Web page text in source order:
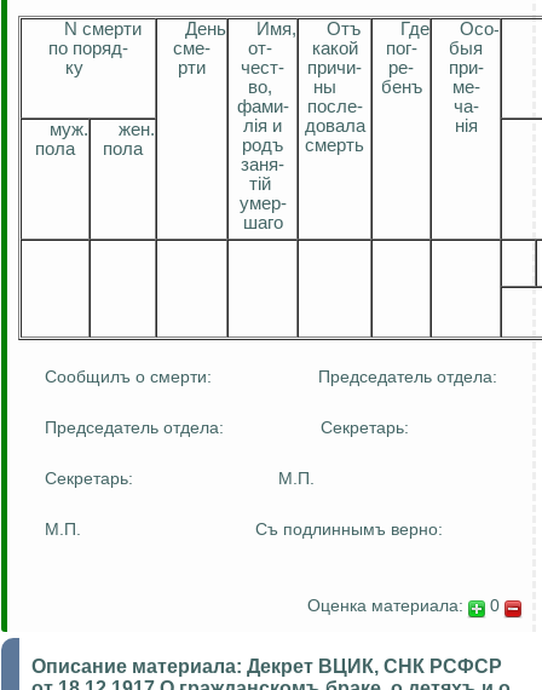
N смерти
по поряд-
ку
День
сме-
рти
Имя,
от-
чест-
во,
фами-
лiя и
родъ
заня-
тiй
умер-
шаго
Отъ
какой
причи-
ны
после-
довала
смерть
Где
пог-
ре-
бенъ
Осо-
быя
при-
ме-
ча-
нiя
муж.
пола
жен.
пола
Сообщилъ о смерти: Председатель отдела:
Председатель отдела: Секретарь:
Секретарь: М.П.
М.П. Съ подлиннымъ верно:
Оценка материала: 0
Описание материала: Декрет ВЦИК, СНК РСФСР